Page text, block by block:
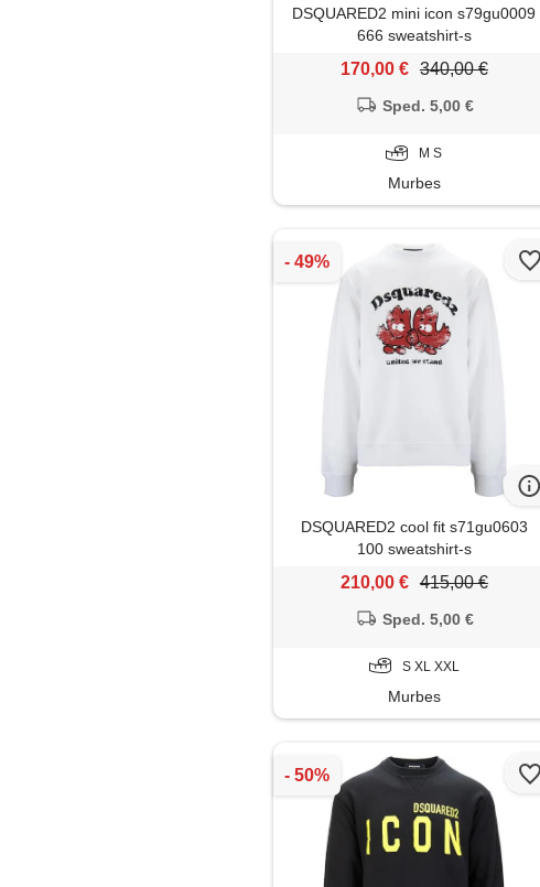
DSQUARED2 mini icon s79gu0009
666 sweatshirt-s
170,00 € 340,00 €
Sped. 5,00 €
M S
Murbes
DSQUARED2 cool fit s71gu0603
100 sweatshirt-s
210,00 € 415,00 €
Sped. 5,00 €
S XL XXL
Murbes